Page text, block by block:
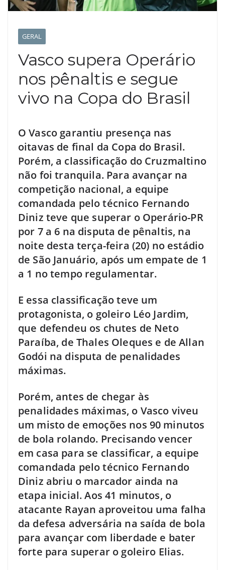
GERAL
Vasco supera Operário
nos pênaltis e segue
vivo na Copa do Brasil
O Vasco garantiu presença nas
oitavas de final da Copa do Brasil.
Porém, a classificação do Cruzmaltino
não foi tranquila. Para avançar na
competição nacional, a equipe
comandada pelo técnico Fernando
Diniz teve que superar o Operário-PR
por 7 a 6 na disputa de pênaltis, na
noite desta terça-feira (20) no estádio
de São Januário, após um empate de 1
a 1 no tempo regulamentar.
E essa classificação teve um
protagonista, o goleiro Léo Jardim,
que defendeu os chutes de Neto
Paraíba, de Thales Oleques e de Allan
Godói na disputa de penalidades
máximas.
Porém, antes de chegar às
penalidades máximas, o Vasco viveu
um misto de emoções nos 90 minutos
de bola rolando. Precisando vencer
em casa para se classificar, a equipe
comandada pelo técnico Fernando
Diniz abriu o marcador ainda na
etapa inicial. Aos 41 minutos, o
atacante Rayan aproveitou uma falha
da defesa adversária na saída de bola
para avançar com liberdade e bater
forte para superar o goleiro Elias.